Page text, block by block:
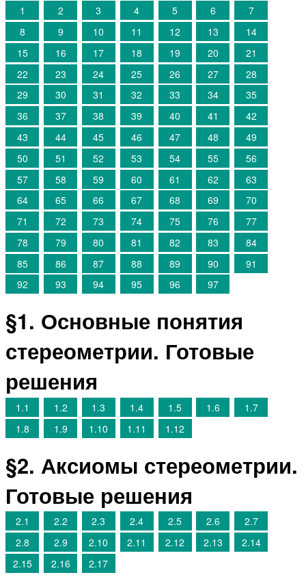
1 2 3 4 5 6
7
8
9 10 11 12 13
14
15
16 17 18 19 20
21
22
23 24 25 26 27
28
29
30 31 32 33 34
35
36
37 38 39 40 41
42
43
44 45 46 47 48
49
50
51 52 53 54 55
56
57
58 59 60 61 62
63
64
65 66 67 68 69
70
71
72 73 74 75 76
77
78
79 80 81 82 83
84
85
86 87 88 89 90
91
92
93 94 95 96 97
§1. Основные понятия
стереометрии. Готовые
решения
1.1 1.2 1.3 1.4 1.5 1.6
1.7
1.8
1.9 1.10 1.11 1.12
§2. Аксиомы стереометрии.
Готовые решения
2.1 2.2 2.3 2.4 2.5 2.6
2.7
2.8
2.9 2.10 2.11 2.12 2.13
2.14
2.15
2.16 2.17